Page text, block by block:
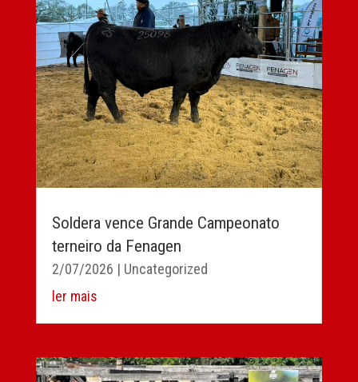
Soldera vence Grande Campeonato
terneiro da Fenagen
2/07/2026 | Uncategorized
ler mais